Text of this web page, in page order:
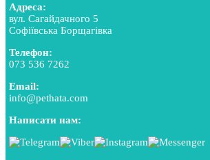
Адреса:
вул. Сагайдачного 5
Софіївська Борщагівка
Телефон:
073 536 7262
Email:
info@pethata.com
Написати нам: